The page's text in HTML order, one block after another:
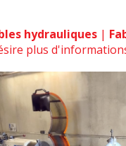
hydrauliques |
plus